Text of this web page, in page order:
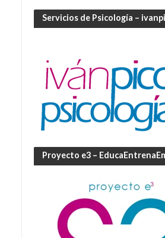
Servicios de Psicología –
Proyecto e3 –